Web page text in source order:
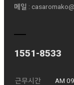
메일 :
1551-8533
근무시간 AM